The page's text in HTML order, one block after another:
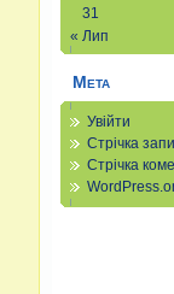
31
« Лип
Мета
Увійти
Стрічка
Стрічка